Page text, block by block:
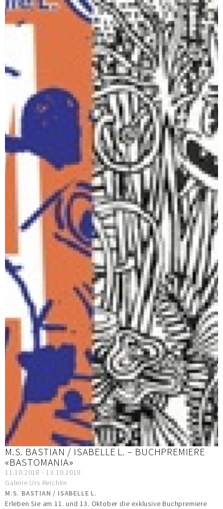
M.S. BASTIAN / ISABELLE L. – BUCHPREMIERE
«BASTOMANIA»
11.10.2018 - 13.10.2018
Galerie Urs Reichlin
M.S. BASTIAN / ISABELLE L.
Erleben Sie am 11. und 13. Oktober die exklusive Buchpremiere